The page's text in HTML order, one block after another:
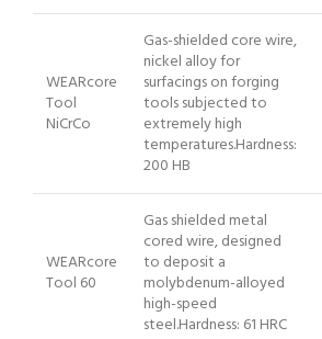
WEARcore
Tool
NiCrCo
Gas-shielded core wire,
nickel alloy for
surfacings on forging
tools subjected to
extremely high
temperatures.Hardness:
200 HB
WEARcore
Tool 60
Gas shielded metal
cored wire, designed
to deposit a
molybdenum-alloyed
high-speed
steel.Hardness: 61 HRC